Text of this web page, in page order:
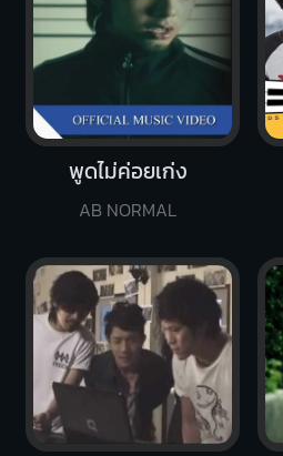
พูดไม่ค่อยเก่ง
AB NORMAL